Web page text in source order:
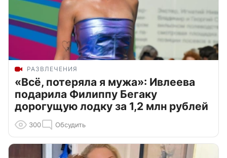
РАЗВЛЕЧЕНИЯ
«Всё, потеряла я мужа»: Ивлеева
подарила Филиппу Бегаку
дорогущую лодку за 1,2 млн рублей
300 Обсудить